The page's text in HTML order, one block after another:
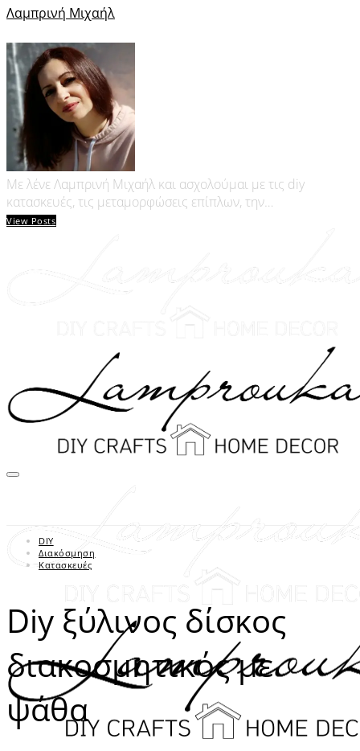
Λαμπρινή Μιχαήλ
Με λένε Λαμπρινή Μιχαήλ και ασχολούμαι με τις diy
κατασκευές, τις μεταμορφώσεις επίπλων, την…
View Posts
DIY
Διακόσμηση
Κατασκευές
Diy ξύλινος δίσκος
διακοσμητικός με
ψάθα